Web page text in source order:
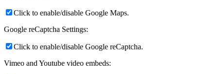
Click to enable/disable Google Maps.
Google reCaptcha Settings:
Click to enable/disable Google reCaptcha.
Vimeo and Youtube video embeds: